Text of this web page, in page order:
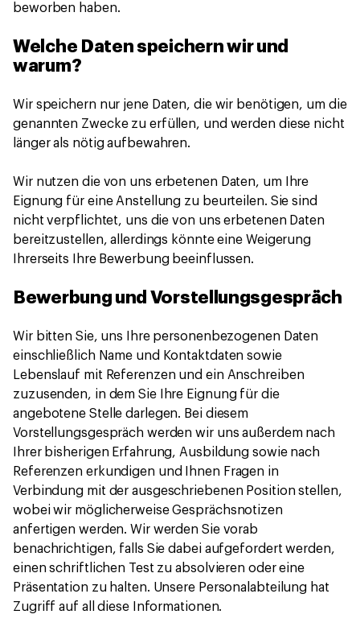
beworben haben.
Welche Daten speichern wir und
warum?
Wir speichern nur jene Daten, die wir benötigen, um die
genannten Zwecke zu erfüllen, und werden diese nicht
länger als nötig aufbewahren.
Wir nutzen die von uns erbetenen Daten, um Ihre
Eignung für eine Anstellung zu beurteilen. Sie sind
nicht verpflichtet, uns die von uns erbetenen Daten
bereitzustellen, allerdings könnte eine Weigerung
Ihrerseits Ihre Bewerbung beeinflussen.
Bewerbung und Vorstellungsgespräch
Wir bitten Sie, uns Ihre personenbezogenen Daten
einschließlich Name und Kontaktdaten sowie
Lebenslauf mit Referenzen und ein Anschreiben
zuzusenden, in dem Sie Ihre Eignung für die
angebotene Stelle darlegen. Bei diesem
Vorstellungsgespräch werden wir uns außerdem nach
Ihrer bisherigen Erfahrung, Ausbildung sowie nach
Referenzen erkundigen und Ihnen Fragen in
Verbindung mit der ausgeschriebenen Position stellen,
wobei wir möglicherweise Gesprächsnotizen
anfertigen werden. Wir werden Sie vorab
benachrichtigen, falls Sie dabei aufgefordert werden,
einen schriftlichen Test zu absolvieren oder eine
Präsentation zu halten. Unsere Personalabteilung hat
Zugriff auf all diese Informationen.